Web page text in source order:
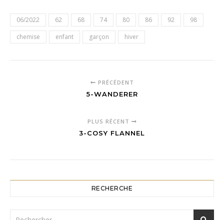
06/2022 62 68 74 80 86 92
98
chemise
enfant garçon hiver
PRÉCÉDENT
5-WANDERER
PLUS RÉCENT
3-COSY FLANNEL
RECHERCHE